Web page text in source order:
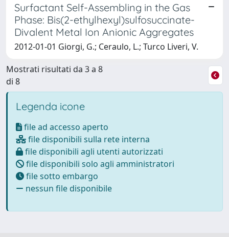
Surfactant Self-Assembling in the Gas
Phase: Bis(2-ethylhexyl)sulfosuccinate-
Divalent Metal Ion Anionic Aggregates
2012-01-01 Giorgi, G.; Ceraulo, L.; Turco Liveri, V.
Mostrati risultati da 3 a 8
di 8
Legenda icone
file ad accesso aperto
file disponibili sulla rete interna
file disponibili agli utenti autorizzati
file disponibili solo agli amministratori
file sotto embargo
nessun file disponibile